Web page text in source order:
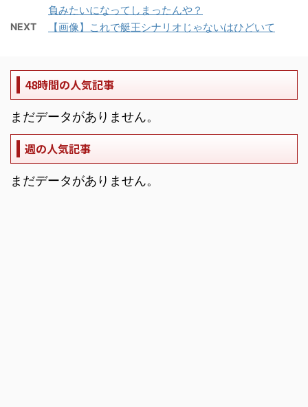
負みたいになってしまったんや？
NEXT 【画像】これで艇王シナリオじゃないはひどいて
48時間の人気記事
まだデータがありません。
週の人気記事
まだデータがありません。